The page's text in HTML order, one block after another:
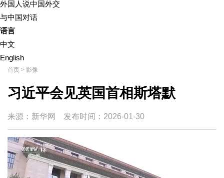
外国人说中国外交
与中国对话
语言
中文
English
首页 > 影像
习近平会见英国首相斯塔默
来源：新华网 发布时间： 2026-01-30